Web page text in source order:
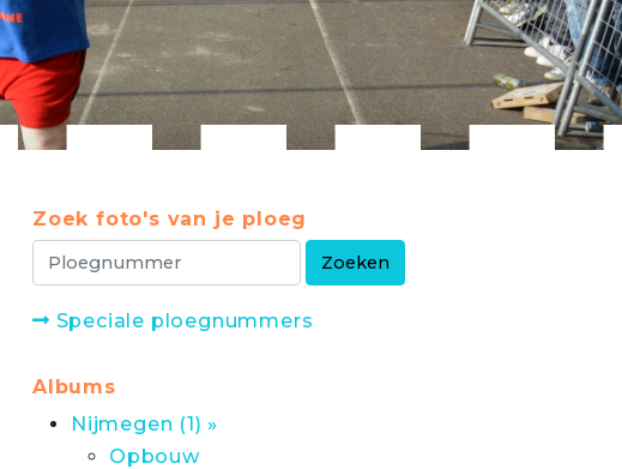
Zoek foto's van je ploeg
Speciale ploegnummers
Albums
Nijmegen (1) »
Opbouw